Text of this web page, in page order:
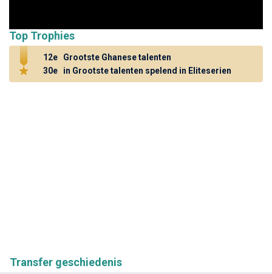
Transfer geschiedenis
Top Trophies
12e
Grootste Ghanese talenten
30e
in Grootste talenten spelend in Eliteserien